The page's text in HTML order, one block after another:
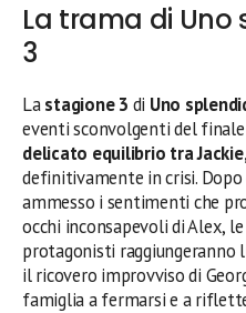
La trama di Uno
3
Lastagione 3 di Uno
eventi sconvolgenti del
delicato equilibrio tra
definitivamente in crisi. Dopo
ammesso i sentimenti che
occhi inconsapevoli di Alex,
protagonisti raggiungeranno
il ricovero improvviso di
famiglia a fermarsi e a